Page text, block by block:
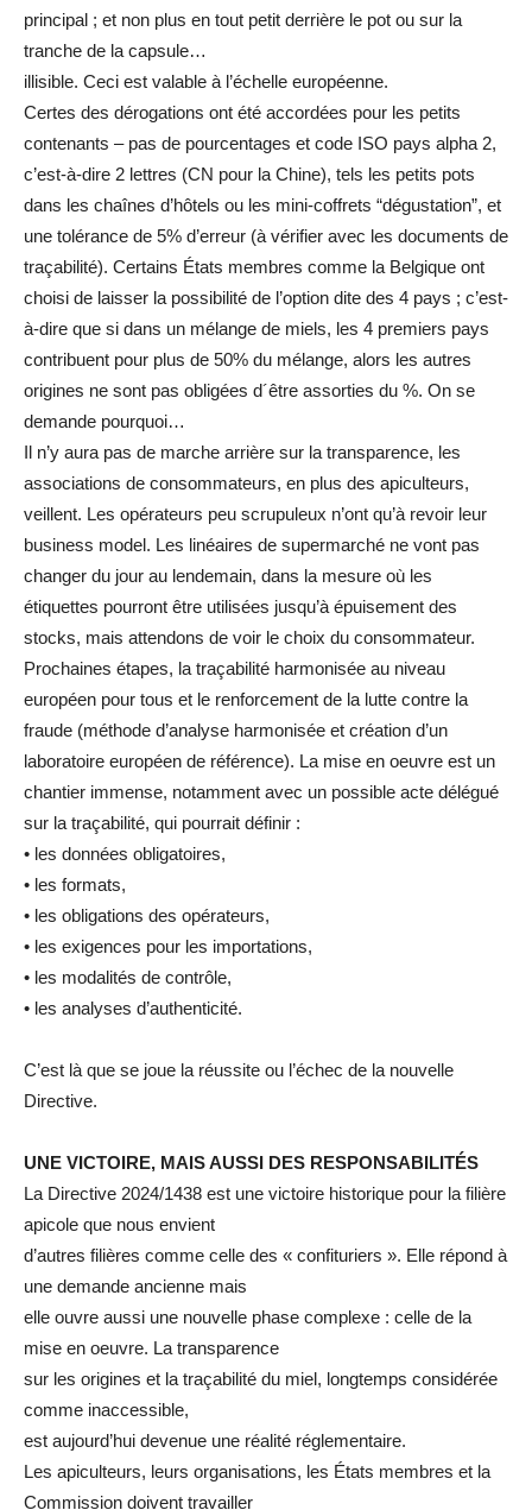
principal ; et non plus en tout petit derrière le pot ou sur la
tranche de la capsule…
illisible. Ceci est valable à l’échelle européenne.
Certes des dérogations ont été accordées pour les petits
contenants – pas de pourcentages et code ISO pays alpha 2,
c’est-à-dire 2 lettres (CN pour la Chine), tels les petits pots
dans les chaînes d’hôtels ou les mini-coffrets “dégustation”, et
une tolérance de 5% d’erreur (à vérifier avec les documents de
traçabilité). Certains États membres comme la Belgique ont
choisi de laisser la possibilité de l’option dite des 4 pays ; c’est-
à-dire que si dans un mélange de miels, les 4 premiers pays
contribuent pour plus de 50% du mélange, alors les autres
origines ne sont pas obligées d´être assorties du %. On se
demande pourquoi…
Il n’y aura pas de marche arrière sur la transparence, les
associations de consommateurs, en plus des apiculteurs,
veillent. Les opérateurs peu scrupuleux n’ont qu’à revoir leur
business model. Les linéaires de supermarché ne vont pas
changer du jour au lendemain, dans la mesure où les
étiquettes pourront être utilisées jusqu’à épuisement des
stocks, mais attendons de voir le choix du consommateur.
Prochaines étapes, la traçabilité harmonisée au niveau
européen pour tous et le renforcement de la lutte contre la
fraude (méthode d’analyse harmonisée et création d’un
laboratoire européen de référence). La mise en oeuvre est un
chantier immense, notamment avec un possible acte délégué
sur la traçabilité, qui pourrait définir :
• les données obligatoires,
• les formats,
• les obligations des opérateurs,
• les exigences pour les importations,
• les modalités de contrôle,
• les analyses d’authenticité.
C’est là que se joue la réussite ou l’échec de la nouvelle
Directive.
UNE VICTOIRE, MAIS AUSSI DES RESPONSABILITÉS
La Directive 2024/1438 est une victoire historique pour la filière
apicole que nous envient
d’autres filières comme celle des « confituriers ». Elle répond à
une demande ancienne mais
elle ouvre aussi une nouvelle phase complexe : celle de la
mise en oeuvre. La transparence
sur les origines et la traçabilité du miel, longtemps considérée
comme inaccessible,
est aujourd’hui devenue une réalité réglementaire.
Les apiculteurs, leurs organisations, les États membres et la
Commission doivent travailler